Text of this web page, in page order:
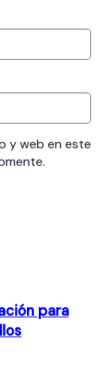
y web en este
para